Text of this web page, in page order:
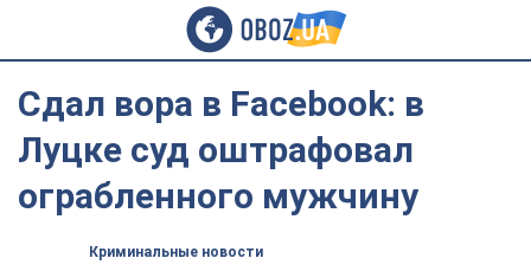
Сдал вора в Facebook: в
Луцке суд оштрафовал
ограбленного мужчину
Криминальные новости